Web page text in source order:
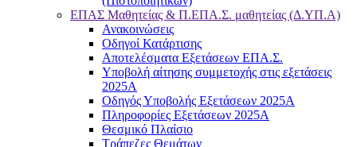
ΕΠΑΣ Μαθητείας & Π.ΕΠΑ.Σ. μαθητείας (Δ.ΥΠ.Α)
Ανακοινώσεις
Oδηγοί Κατάρτισης
Αποτελέσματα Εξετάσεων ΕΠΑ.Σ.
Υποβολή αίτησης συμμετοχής στις εξετάσεις
2025Α
Οδηγός Υποβολής Εξετάσεων 2025A
Πληροφορίες Εξετάσεων 2025Α
Θεσμικό Πλαίσιο
Τράπεζες Θεμάτων